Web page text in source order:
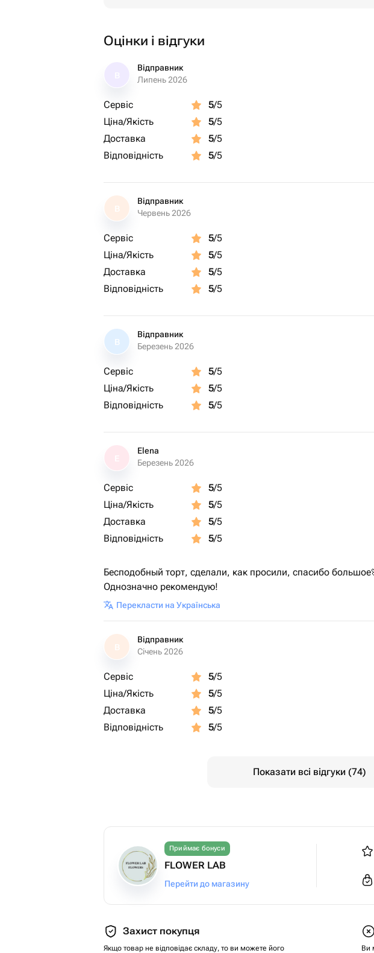
Оцінки і відгуки
Відправник
Липень 2026
Сервіс 5/5
Ціна/Якість
5/5
Доставка
5/5
Відповідність
5/5
В
Відправник
Червень 2026
Сервіс 5/5
Ціна/Якість
5/5
Доставка
5/5
Відповідність
5/5
В
Відправник
Березень 2026
Сервіс 5/5
Ціна/Якість
5/5
Відповідність
5/5
Elena
Березень 2026
Сервіс 5/5
Ціна/Якість
5/5
Доставка
5/5
Відповідність
5/5
Бесподобный торт, сделали, как просили, спасибо
Однозначно рекомендую!
Перекласти на Українська
В
Відправник
Січень 2026
Сервіс 5/5
Ціна/Якість
5/5
Доставка
5/5
Відповідність
5/5
Показати всі відгуки (74)
Приймає бонуси
FLOWER LAB
Перейти до магазину
Захист покупця
Якщо товар не відповідає складу, то ви можете його
Ви